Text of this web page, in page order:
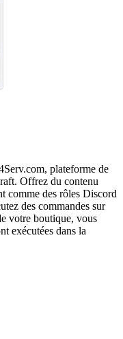
plateforme de
Offrez du contenu
comme des rôles Discord
des commandes sur
votre boutique, vous
exécutées dans la